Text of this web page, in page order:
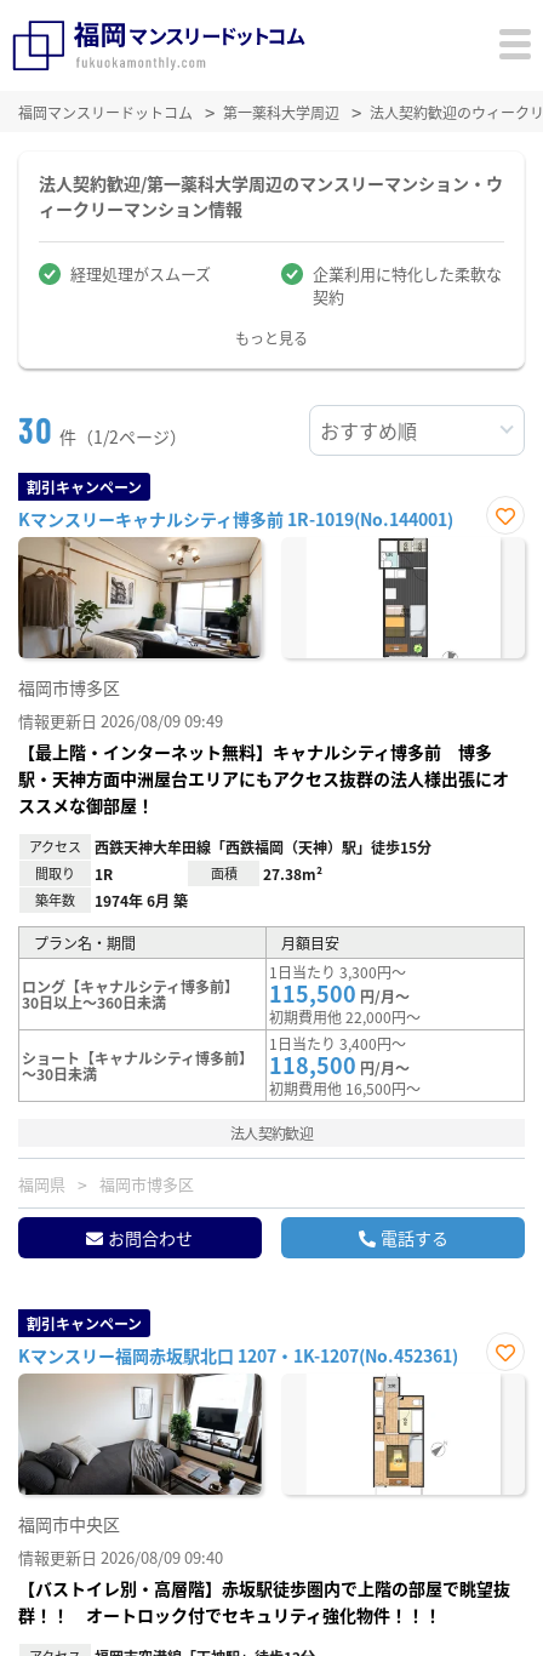
福岡マンスリードットコム 第一薬科大学周辺 法人契約歓迎のウィーク
法人契約歓迎/第一薬科大学周辺のマンスリーマンション・ウ
ィークリーマンション情報
経理処理がスムーズ
企業利用に特化した柔軟な
契約
もっと見る
30 件（1/2ページ）
割引キャンペーン
Kマンスリーキャナルシティ博多前 1R-1019(No.144001)
お気
福岡市博多区
情報更新日 2026/08/09 09:49
【最上階・インターネット無料】キャナルシティ博多前 博多
駅・天神方面中洲屋台エリアにもアクセス抜群の法人様出張にオ
ススメな御部屋！
アクセス 西鉄天神大牟田線「西鉄福岡（天神）駅」徒歩15分
間取り 1R 面積 27.38m²
築年数 1974年 6月 築
プラン名・期間 月額目安
ロング【キャナルシティ博多前】
30日以上～360日未満
1日当たり 3,300円～
115,500 円/月～
初期費用他 22,000円～
ショート【キャナルシティ博多前】
～30日未満
1日当たり 3,400円～
118,500 円/月～
初期費用他 16,500円～
法人契約歓迎
福岡県 福岡市博多区
お問合わせ 電話する
割引キャンペーン
Kマンスリー福岡赤坂駅北口 1207・1K-1207(No.452361)
お気
福岡市中央区
情報更新日 2026/08/09 09:40
【バストイレ別・高層階】赤坂駅徒歩圏内で上階の部屋で眺望抜
群！！ オートロック付でセキュリティ強化物件！！！